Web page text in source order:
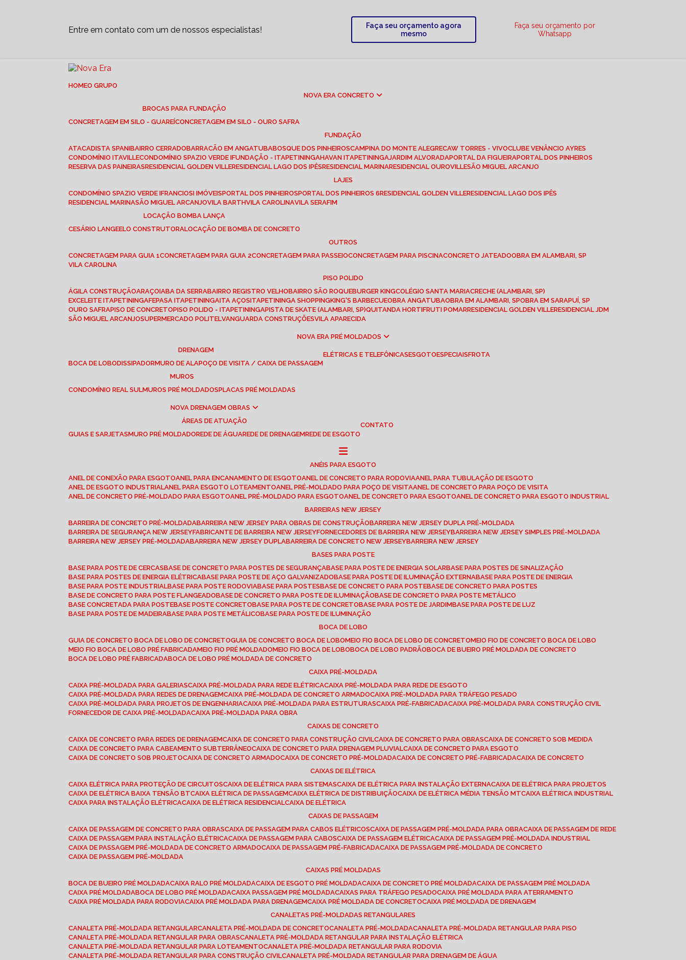
Entre em contato com um de nossos especialistas!
Faça seu orçamento agora
mesmo
Faça seu orçamento por
Whatsapp
HOME
O GRUPO
NOVA ERA CONCRETO
BROCAS PARA FUNDAÇÃO
CONCRETAGEM EM SILO - GUAREÍ CONCRETAGEM EM SILO - OURO SAFRA
FUNDAÇÃO
ATACADISTA SPANI BAIRRO CERRADO BARRACÃO EM ANGATUBA BOSQUE DOS PINHEIROS CAMPINA DO MONTE ALEGRE CAW TORRES - VIVO CLUBE VENÂNCIO AYRES
CONDOMÍNIO ITAVILLE CONDOMÍNIO SPAZIO VERDE I FUNDAÇÃO - ITAPETININGA HAVAN ITAPETININGA JARDIM ALVORADA PORTAL DA FIGUEIRA PORTAL DOS PINHEIROS
RESERVA DAS PAINEIRAS RESIDENCIAL GOLDEN VILLE RESIDENCIAL LAGO DOS IPÊS RESIDENCIAL MARINA RESIDENCIAL OUROVILLE SÃO MIGUEL ARCANJO
LAJES
CONDOMÍNIO SPAZIO VERDE I FRANCIOSI IMÓVEIS PORTAL DOS PINHEIROS PORTAL DOS PINHEIROS 6 RESIDENCIAL GOLDEN VILLE RESIDENCIAL LAGO DOS IPÊS
RESIDENCIAL MARINA SÃO MIGUEL ARCANJO VILA BARTH VILA CAROLINA VILA SERAFIM
LOCAÇÃO BOMBA LANÇA
CESÁRIO LANGE ELO CONSTRUTORA LOCAÇÃO DE BOMBA DE CONCRETO
OUTROS
CONCRETAGEM PARA GUIA 1 CONCRETAGEM PARA GUIA 2 CONCRETAGEM PARA PASSEIO CONCRETAGEM PARA PISCINA CONCRETO JATEADO
OBRA EM ALAMBARI, SP
VILA CAROLINA
PISO POLIDO
ÁGILA CONSTRUÇÃO ARAÇOIABA DA SERRA BAIRRO REGISTRO VELHO BAIRRO SÃO ROQUE BURGER KING COLÉGIO SANTA MARIA CRECHE (ALAMBARI, SP)
EXCELEITE ITAPETININGA FEPASA ITAPETININGA ITA AÇOS ITAPETININGA SHOPPING KING'S BARBECUE OBRA ANGATUBA OBRA EM ALAMBARI, SP
OBRA EM SARAPUÍ, SP
OURO SAFRA PISO DE CONCRETO PISO POLIDO - ITAPETININGA PISTA DE SKATE (ALAMBARI, SP) QUITANDA HORTIFRUTI POMAR RESIDENCIAL GOLDEN VILLE RESIDENCIAL JDM
SÃO MIGUEL ARCANJO SUPERMERCADO POLITEL VANGUARDA CONSTRUÇÕES VILA APARECIDA
NOVA ERA PRÉ MOLDADOS
DRENAGEM
BOCA DE LOBO DISSIPADOR MURO DE ALA POÇO DE VISITA / CAIXA DE PASSAGEM
ELÉTRICAS E TELEFÔNICAS ESGOTO ESPECIAIS FROTA
MUROS
CONDOMÍNIO REAL SUL
MUROS PRÉ MOLDADOS PLACAS PRÉ MOLDADAS
NOVA DRENAGEM OBRAS
ÁREAS DE ATUAÇÃO
GUIAS E SARJETAS
MURO PRÉ MOLDADO REDE DE ÁGUA REDE DE DRENAGEM REDE DE ESGOTO
CONTATO
ANÉIS PARA ESGOTO
ANEL DE CONEXÃO PARA ESGOTO ANEL PARA ENCANAMENTO DE ESGOTO ANEL DE CONCRETO PARA RODOVIA ANEL PARA TUBULAÇÃO DE ESGOTO
ANEL DE ESGOTO INDUSTRIAL ANEL PARA ESGOTO LOTEAMENTO ANEL PRÉ-MOLDADO PARA POÇO DE VISITA ANEL DE CONCRETO PARA POÇO DE VISITA
ANEL DE CONCRETO PRÉ-MOLDADO PARA ESGOTO ANEL PRÉ-MOLDADO PARA ESGOTO ANEL DE CONCRETO PARA ESGOTO ANEL DE CONCRETO PARA ESGOTO INDUSTRIAL
BARREIRAS NEW JERSEY
BARREIRA DE CONCRETO PRÉ-MOLDADA BARREIRA NEW JERSEY PARA OBRAS DE CONSTRUÇÃO BARREIRA NEW JERSEY DUPLA PRÉ-MOLDADA
BARREIRA DE SEGURANÇA NEW JERSEY FABRICANTE DE BARREIRA NEW JERSEY FORNECEDORES DE BARREIRA NEW JERSEY BARREIRA NEW JERSEY SIMPLES PRÉ-MOLDADA
BARREIRA NEW JERSEY PRÉ-MOLDADA BARREIRA NEW JERSEY DUPLA BARREIRA DE CONCRETO NEW JERSEY BARREIRA NEW JERSEY
BASES PARA POSTE
BASE PARA POSTE DE CERCAS BASE DE CONCRETO PARA POSTES DE SEGURANÇA BASE PARA POSTE DE ENERGIA SOLAR BASE PARA POSTES DE SINALIZAÇÃO
BASE PARA POSTES DE ENERGIA ELÉTRICA BASE PARA POSTE DE AÇO GALVANIZADO BASE PARA POSTE DE ILUMINAÇÃO EXTERNA BASE PARA POSTE DE ENERGIA
BASE PARA POSTE INDUSTRIAL BASE PARA POSTE RODOVIA BASE PARA POSTES BASE DE CONCRETO PARA POSTE BASE DE CONCRETO PARA POSTES
BASE DE CONCRETO PARA POSTE FLANGEADO BASE DE CONCRETO PARA POSTE DE ILUMINAÇÃO BASE DE CONCRETO PARA POSTE METÁLICO
BASE CONCRETADA PARA POSTE BASE POSTE CONCRETO BASE PARA POSTE DE CONCRETO BASE PARA POSTE DE JARDIM BASE PARA POSTE DE LUZ
BASE PARA POSTE DE MADEIRA BASE PARA POSTE METÁLICO BASE PARA POSTE DE ILUMINAÇÃO
BOCA DE LOBO
GUIA DE CONCRETO BOCA DE LOBO DE CONCRETO
GUIA DE CONCRETO BOCA DE LOBO MEIO FIO BOCA DE LOBO DE CONCRETO
MEIO FIO DE CONCRETO BOCA DE LOBO
MEIO FIO BOCA DE LOBO PRÉ FABRICADA
MEIO FIO PRÉ MOLDADO MEIO FIO BOCA DE LOBO BOCA DE LOBO PADRÃO BOCA DE BUEIRO PRÉ MOLDADA DE CONCRETO
BOCA DE LOBO PRÉ FABRICADA BOCA DE LOBO PRÉ MOLDADA DE CONCRETO
CAIXA PRÉ-MOLDADA
CAIXA PRÉ-MOLDADA PARA GALERIAS CAIXA PRÉ-MOLDADA PARA REDE ELÉTRICA CAIXA PRÉ-MOLDADA PARA REDE DE ESGOTO
CAIXA PRÉ-MOLDADA PARA REDES DE DRENAGEM CAIXA PRÉ-MOLDADA DE CONCRETO ARMADO CAIXA PRÉ-MOLDADA PARA TRÁFEGO PESADO
CAIXA PRÉ-MOLDADA PARA PROJETOS DE ENGENHARIA CAIXA PRÉ-MOLDADA PARA ESTRUTURAS CAIXA PRÉ-FABRICADA CAIXA PRÉ-MOLDADA PARA CONSTRUÇÃO CIVIL
FORNECEDOR DE CAIXA PRÉ-MOLDADA CAIXA PRÉ-MOLDADA PARA OBRA
CAIXAS DE CONCRETO
CAIXA DE CONCRETO PARA REDES DE DRENAGEM CAIXA DE CONCRETO PARA CONSTRUÇÃO CIVIL CAIXA DE CONCRETO PARA OBRAS CAIXA DE CONCRETO SOB MEDIDA
CAIXA DE CONCRETO PARA CABEAMENTO SUBTERRÂNEO CAIXA DE CONCRETO PARA DRENAGEM PLUVIAL CAIXA DE CONCRETO PARA ESGOTO
CAIXA DE CONCRETO SOB PROJETO CAIXA DE CONCRETO ARMADO CAIXA DE CONCRETO PRÉ-MOLDADA CAIXA DE CONCRETO PRÉ-FABRICADA CAIXA DE CONCRETO
CAIXAS DE ELÉTRICA
CAIXA ELÉTRICA PARA PROTEÇÃO DE CIRCUITOS CAIXA DE ELÉTRICA PARA SISTEMAS CAIXA DE ELÉTRICA PARA INSTALAÇÃO EXTERNA CAIXA DE ELÉTRICA PARA PROJETOS
CAIXA DE ELÉTRICA BAIXA TENSÃO BT CAIXA ELÉTRICA DE PASSAGEM CAIXA ELÉTRICA DE DISTRIBUIÇÃO CAIXA DE ELÉTRICA MÉDIA TENSÃO MT CAIXA ELÉTRICA INDUSTRIAL
CAIXA PARA INSTALAÇÃO ELÉTRICA CAIXA DE ELÉTRICA RESIDENCIAL CAIXA DE ELÉTRICA
CAIXAS DE PASSAGEM
CAIXA DE PASSAGEM DE CONCRETO PARA OBRAS CAIXA DE PASSAGEM PARA CABOS ELÉTRICOS CAIXA DE PASSAGEM PRÉ-MOLDADA PARA OBRA CAIXA DE PASSAGEM DE REDE
CAIXA DE PASSAGEM PARA INSTALAÇÃO ELÉTRICA CAIXA DE PASSAGEM PARA CABOS CAIXA DE PASSAGEM ELÉTRICA CAIXA DE PASSAGEM PRÉ-MOLDADA INDUSTRIAL
CAIXA DE PASSAGEM PRÉ-MOLDADA DE CONCRETO ARMADO CAIXA DE PASSAGEM PRÉ-FABRICADA CAIXA DE PASSAGEM PRÉ-MOLDADA DE CONCRETO
CAIXA DE PASSAGEM PRÉ-MOLDADA
CAIXAS PRÉ MOLDADAS
BOCA DE BUEIRO PRÉ MOLDADA CAIXA RALO PRÉ MOLDADA CAIXA DE ESGOTO PRÉ MOLDADA CAIXA DE CONCRETO PRÉ MOLDADA CAIXA DE PASSAGEM PRÉ MOLDADA
CAIXA PRÉ MOLDADA BOCA DE LOBO PRÉ MOLDADA CAIXA PASSAGEM PRÉ MOLDADA CAIXAS PARA TRÁFEGO PESADO CAIXA PRÉ MOLDADA PARA ATERRAMENTO
CAIXA PRÉ MOLDADA PARA RODOVIA CAIXA PRÉ MOLDADA PARA DRENAGEM CAIXA PRÉ MOLDADA DE CONCRETO CAIXA PRÉ MOLDADA DE DRENAGEM
CANALETAS PRÉ-MOLDADAS RETANGULARES
CANALETA PRÉ-MOLDADA RETANGULAR CANALETA PRÉ-MOLDADA DE CONCRETO CANALETA PRÉ-MOLDADA CANALETA PRÉ-MOLDADA RETANGULAR PARA PISO
CANALETA PRÉ-MOLDADA RETANGULAR PARA OBRAS CANALETA PRÉ-MOLDADA RETANGULAR PARA INSTALAÇÃO ELÉTRICA
CANALETA PRÉ-MOLDADA RETANGULAR PARA LOTEAMENTO CANALETA PRÉ-MOLDADA RETANGULAR PARA RODOVIA
CANALETA PRÉ-MOLDADA RETANGULAR PARA CONSTRUÇÃO CIVIL CANALETA PRÉ-MOLDADA RETANGULAR PARA DRENAGEM DE ÁGUA